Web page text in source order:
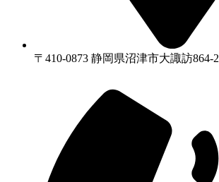
〒410-0873 静岡県沼津市⼤諏訪864-2